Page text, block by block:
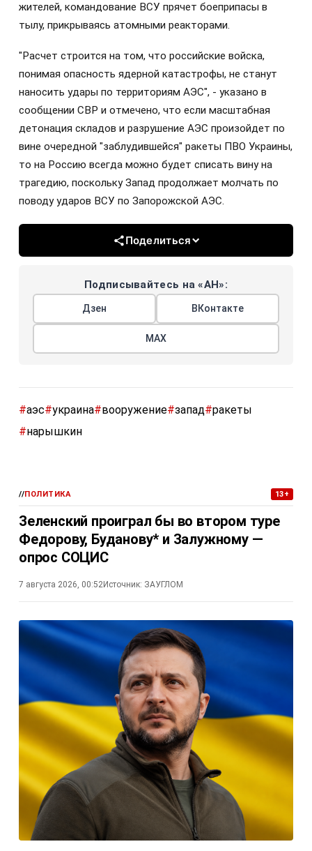
жителей, командование ВСУ прячет боеприпасы в
тылу, прикрываясь атомными реакторами.
"Расчет строится на том, что российские войска,
понимая опасность ядерной катастрофы, не станут
наносить удары по территориям АЭС", - указано в
сообщении СВР и отмечено, что если масштабная
детонация складов и разрушение АЭС произойдет по
вине очередной "заблудившейся" ракеты ПВО Украины,
то на Россию всегда можно будет списать вину на
трагедию, поскольку Запад продолжает молчать по
поводу ударов ВСУ по Запорожской АЭС.
Поделиться
Подписывайтесь на «АН»:
Дзен ВКонтакте
МАХ
#аэс#украина#вооружение#запад#ракеты
#нарышкин
//ПОЛИТИКА 13+
Зеленский проиграл бы во втором туре
Федорову, Буданову* и Залужному —
опрос СОЦИС
7 августа 2026, 00:52Источник: ЗАУГЛОМ